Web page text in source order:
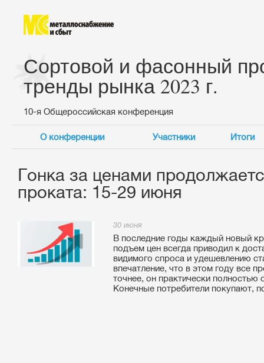
Сортовой и фасонный
тренды рынка 2023 г.
10-я Общероссийская конференция
О конференции Участники Итоги
Гонка за ценами
проката: 15-29 июня
30 июня
В последние годы каждый новый
подъем цен всегда приводил к
видимого спроса и удешевлению
впечатление, что в этом году все
точнее, он практически
Конечные потребители покупают,